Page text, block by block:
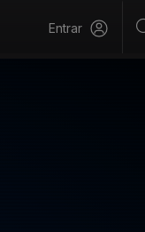
Entrar